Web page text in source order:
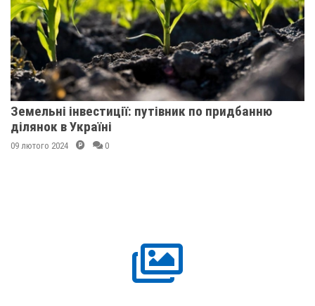
Земельні інвестиції: путівник по придбанню
ділянок в Україні
09 лютого 2024 0